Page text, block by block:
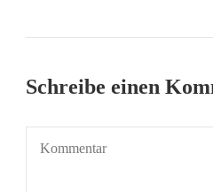
Schreibe einen